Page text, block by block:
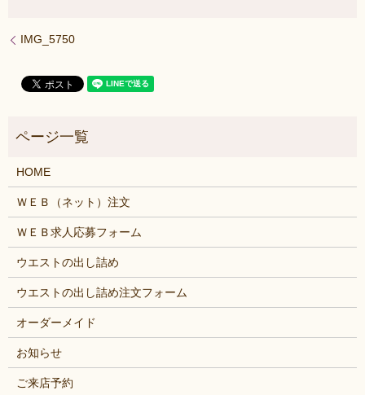
IMG_5750
HOME
ＷＥＢ（ネット）注文
ＷＥＢ求人応募フォーム
ウエストの出し詰め
ウエストの出し詰め注文フォーム
オーダーメイド
お知らせ
ご来店予約